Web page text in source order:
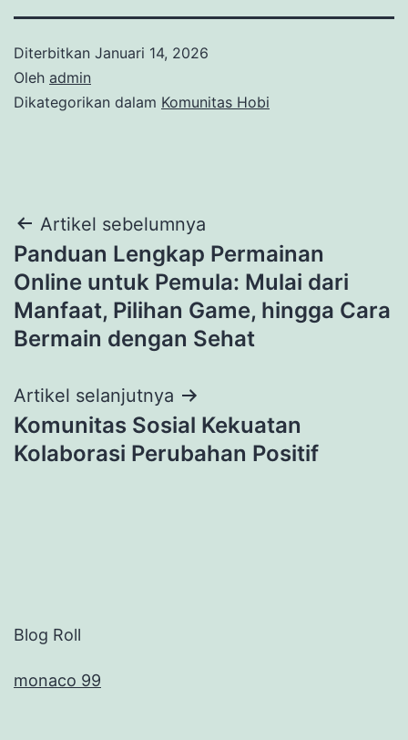
Diterbitkan Januari 14, 2026
Oleh admin
Dikategorikan dalam Komunitas Hobi
Navigasi
pos
Artikel sebelumnya
Panduan Lengkap Permainan
Online untuk Pemula: Mulai dari
Manfaat, Pilihan Game, hingga Cara
Bermain dengan Sehat
Artikel selanjutnya
Komunitas Sosial Kekuatan
Kolaborasi Perubahan Positif
Blog Roll
monaco 99